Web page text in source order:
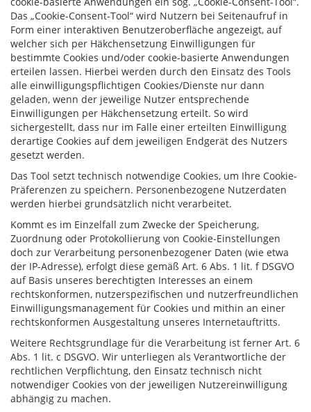
Das „Cookie-Consent-Tool“ wird Nutzern bei Seitenaufruf in
Form einer interaktiven Benutzeroberfläche angezeigt, auf
welcher sich per Häkchensetzung Einwilligungen für
bestimmte Cookies und/oder cookie-basierte Anwendungen
erteilen lassen. Hierbei werden durch den Einsatz des Tools
alle einwilligungspflichtigen Cookies/Dienste nur dann
geladen, wenn der jeweilige Nutzer entsprechende
Einwilligungen per Häkchensetzung erteilt. So wird
sichergestellt, dass nur im Falle einer erteilten Einwilligung
derartige Cookies auf dem jeweiligen Endgerät des Nutzers
gesetzt werden.
Das Tool setzt technisch notwendige Cookies, um Ihre Cookie-
Präferenzen zu speichern. Personenbezogene Nutzerdaten
werden hierbei grundsätzlich nicht verarbeitet.
Kommt es im Einzelfall zum Zwecke der Speicherung,
Zuordnung oder Protokollierung von Cookie-Einstellungen
doch zur Verarbeitung personenbezogener Daten (wie etwa
der IP-Adresse), erfolgt diese gemäß Art. 6 Abs. 1 lit. f DSGVO
auf Basis unseres berechtigten Interesses an einem
rechtskonformen, nutzerspezifischen und nutzerfreundlichen
Einwilligungsmanagement für Cookies und mithin an einer
rechtskonformen Ausgestaltung unseres Internetauftritts.
Weitere Rechtsgrundlage für die Verarbeitung ist ferner Art. 6
Abs. 1 lit. c DSGVO. Wir unterliegen als Verantwortliche der
rechtlichen Verpflichtung, den Einsatz technisch nicht
notwendiger Cookies von der jeweiligen Nutzereinwilligung
abhängig zu machen.